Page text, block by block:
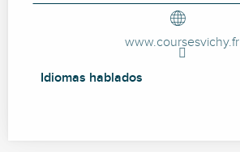
www.coursesvichy.fr
Idiomas hablados
Idiomas hablados